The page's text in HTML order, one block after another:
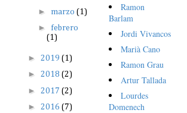
► marzo (1)
►
febrero
(1)
► 2019 (1)
► 2018 (2)
► 2017 (2)
► 2016 (7)
Ramon
Barlam
Jordi Vivancos
Marià Cano
Ramon Grau
Artur Tallada
Lourdes
Domenech